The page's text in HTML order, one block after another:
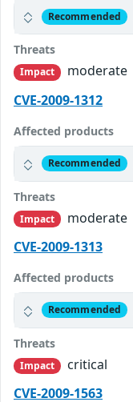
Recommended
Threats
Impact
moderate
CVE-2009-1312
Affected products
Recommended
Threats
Impact
moderate
CVE-2009-1313
Affected products
Recommended
Threats
Impact
critical
CVE-2009-1563